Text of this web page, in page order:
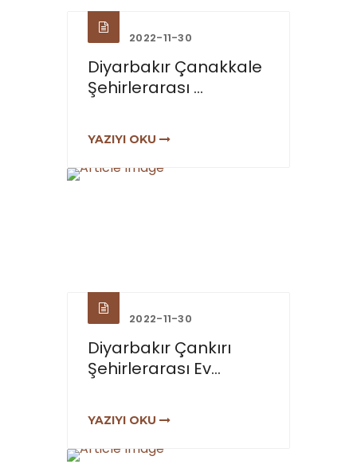
2022-11-30
Diyarbakır Çanakkale
Şehirlerarası ...
YAZIYI OKU
2022-11-30
Diyarbakır Çankırı
Şehirlerarası Ev...
YAZIYI OKU